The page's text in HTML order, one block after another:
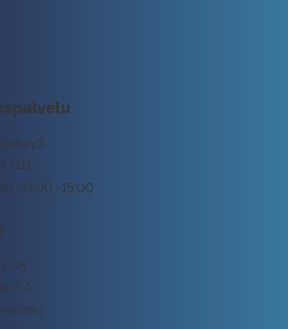
09:00 -15:00
1111
Oy
3-5